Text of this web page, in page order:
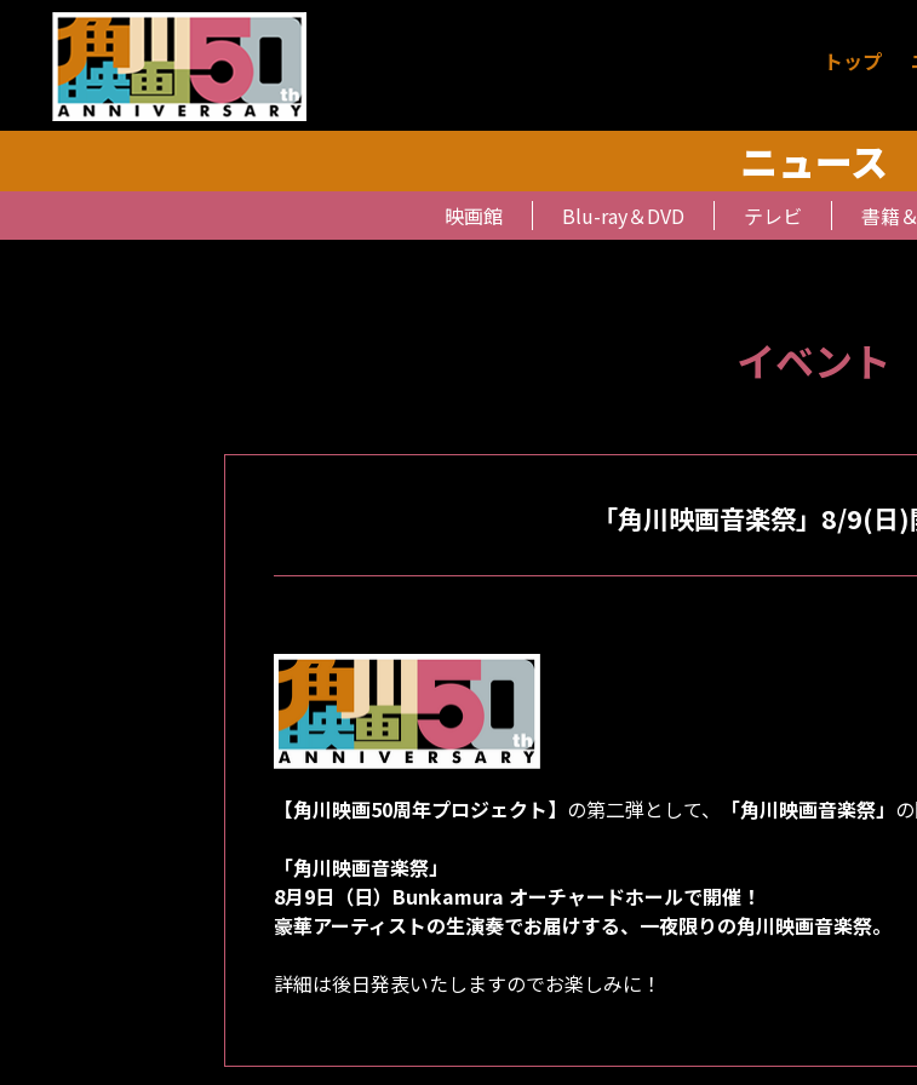
トップ
ニュース
映画館 Blu-ray＆DVD テレビ 書籍
イベント
「角川映画音楽祭」8/9(日)
【角川映画50周年プロジェクト】 の第二弾として、 「角川映画音楽祭」
「角川映画音楽祭」
8月9日（日）Bunkamura オーチャードホールで開催！
豪華アーティストの生演奏でお届けする、一夜限りの角川映画音楽祭。
詳細は後日発表いたしますのでお楽しみに！